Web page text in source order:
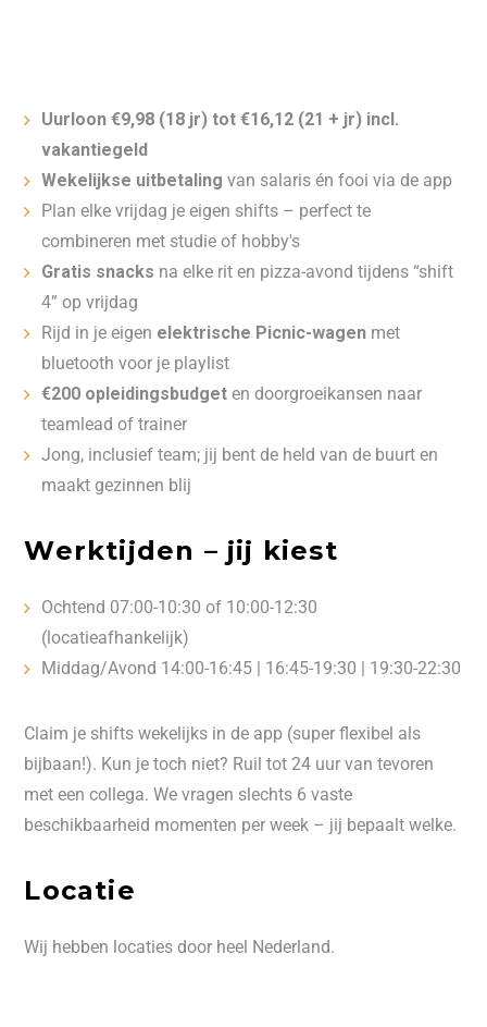
Uurloon €9,98 (18 jr) tot €16,12 (21 + jr) incl.
vakantiegeld
Wekelijkse uitbetaling van salaris én fooi via de app
Plan elke vrijdag je eigen shifts – perfect te
combineren met studie of hobby's
Gratis snacks na elke rit en pizza-avond tijdens “shift
4” op vrijdag
Rijd in je eigen elektrische Picnic-wagen met
bluetooth voor je playlist
€200 opleidingsbudget en doorgroeikansen naar
teamlead of trainer
Jong, inclusief team; jij bent de held van de buurt en
maakt gezinnen blij
Werktijden – jij kiest
Ochtend 07:00-10:30 of 10:00-12:30
(locatieafhankelijk)
Middag/Avond 14:00-16:45 | 16:45-19:30 | 19:30-22:30
Claim je shifts wekelijks in de app (super flexibel als
bijbaan!). Kun je toch niet? Ruil tot 24 uur van tevoren
met een collega. We vragen slechts 6 vaste
beschikbaarheid momenten per week – jij bepaalt welke.
Locatie
Wij hebben locaties door heel Nederland.